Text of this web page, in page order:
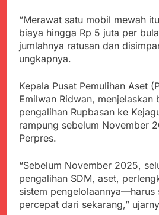
Agustus
Bukti
Rakor
Mitra
Oplah
PJIT
Agustus
“Merawat satu mobil mewah
biaya hingga Rp 5 juta per
jumlahnya ratusan dan
ungkapnya.
Kepala Pusat Pemulihan Aset
Emilwan Ridwan, menjelaskan
pengalihan Rupbasan ke
rampung sebelum November
Perpres.
“Sebelum November 2025,
pengalihan SDM, aset,
sistem pengelolaannya—harus
percepat dari sekarang,”